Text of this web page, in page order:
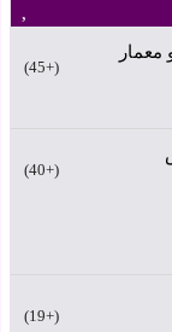
+45
+40
+19